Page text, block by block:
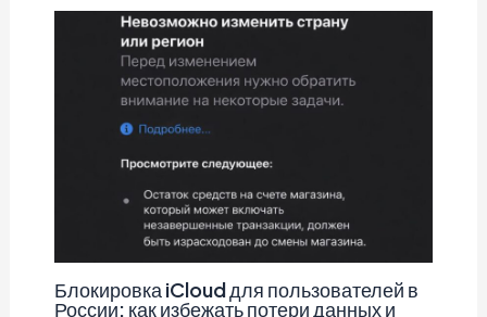
Блокировка iCloud для пользователей в
России: как избежать потери данных и